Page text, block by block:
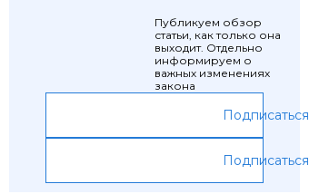
Публикуем обзор
статьи, как только она
выходит. Отдельно
информируем о
важных изменениях
закона
Подписаться
Подписаться